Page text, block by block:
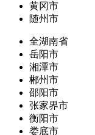
黄冈市
随州市
全湖南省
岳阳市
湘潭市
郴州市
邵阳市
张家界市
衡阳市
娄底市